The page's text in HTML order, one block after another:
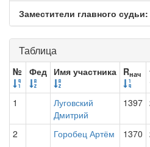
Заместители главного судьи:
Таблица
№ Фед Имя участника Rнач
1
Луговский
Дмитрий
1397
2 Горобец Артём 1370